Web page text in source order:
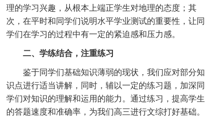
理的学习兴趣，从根本上端正学生对地理的态度；其
次，在平时和同学们说明水平学业测试的重要性，让同
学们在学习的过程中有一定的紧迫感和压力感。
二、学练结合，注重练习
鉴于同学们基础知识薄弱的现状，我们应对部分知
识点进行适当讲解，同时，辅以一定的练习题，加深同
学们对知识的理解和运用的能力。通过练习，提高学生
的答题速度和准确率，为我们高三进行文综打好基础。